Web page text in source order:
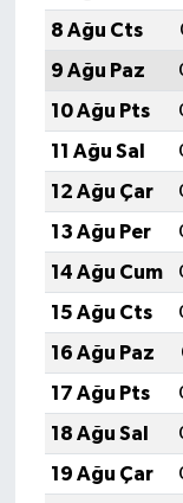
8 Ağu Cts
9 Ağu Paz
10 Ağu Pts
11 Ağu Sal
12 Ağu Çar
13 Ağu Per
14 Ağu Cum
15 Ağu Cts
16 Ağu Paz
17 Ağu Pts
18 Ağu Sal
19 Ağu Çar